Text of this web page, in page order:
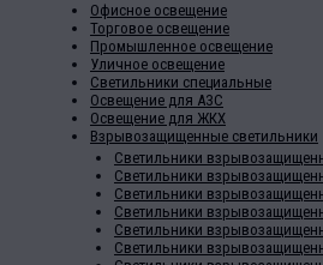
Офисное освещение
Торговое освещение
Промышленное освещение
Уличное освещение
Светильники специальные
Освещение для АЗС
Освещение для ЖКХ
Взрывозащищенные светильники
Светильники
Светильники
Светильники
Светильники
Светильники
Светильники